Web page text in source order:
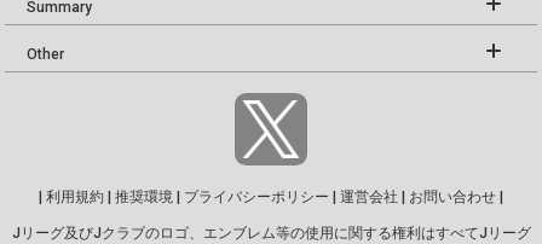
Summary
Other
利用規約 推奨環境 プライバシーポリシー 運営会社 お問い合わせ
Jリーグ及びJクラブのロゴ、エンブレム等の使用に関する権利はすべてJリーグ